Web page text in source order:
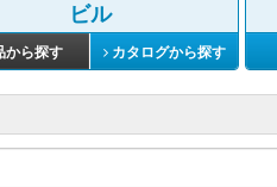
ビル
から探す カタログから探す